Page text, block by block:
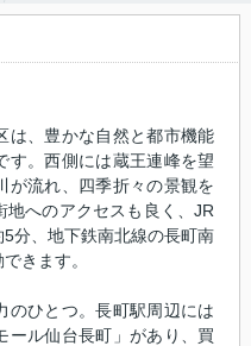
は、豊かな自然と都市機能
す。西側には蔵王連峰を望
が流れ、四季折々の景観を
へのアクセスも良く、JR
分、地下鉄南北線の長町南
きます。
のひとつ。長町駅周辺には
ール仙台長町」があり、買